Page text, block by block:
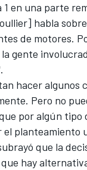
1 en una parte
habla
de motores.
gente
hacer algunos
Pero no
por algún tipo
el planteamiento
que la
hay